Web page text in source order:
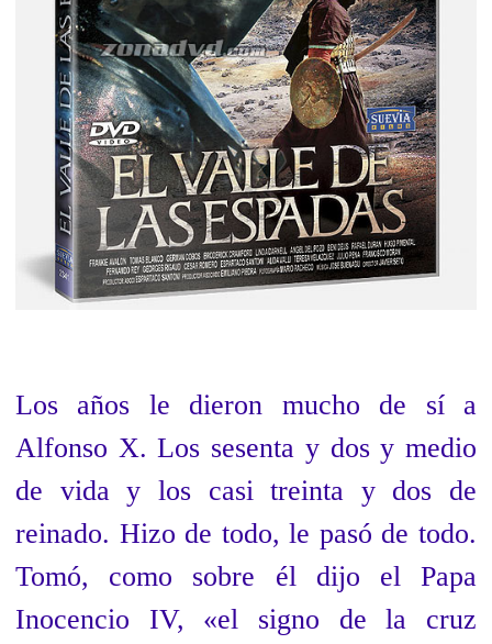
Los años le dieron mucho de sí a
Alfonso X. Los sesenta y dos y medio
de vida y los casi treinta y dos de
reinado. Hizo de todo, le pasó de todo.
Tomó, como sobre él dijo el Papa
Inocencio IV, «el signo de la cruz